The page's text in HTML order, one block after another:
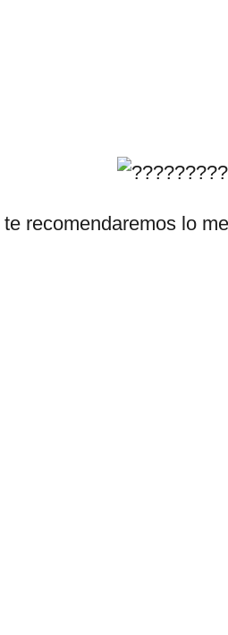
recomendaremos lo